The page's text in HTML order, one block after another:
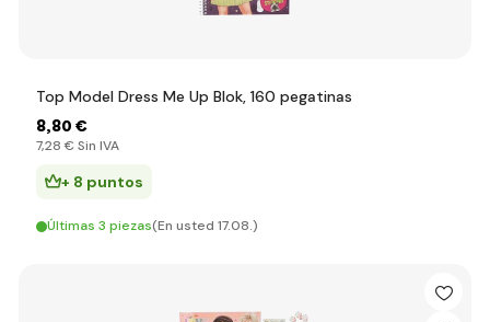
Top Model Dress Me Up Blok, 160 pegatinas
8,80 €
7,28 € Sin IVA
+ 8 puntos
Últimas 3 piezas(En usted 17.08.)